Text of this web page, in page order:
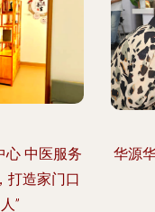
心 中医服务
打造家门口
”
华源